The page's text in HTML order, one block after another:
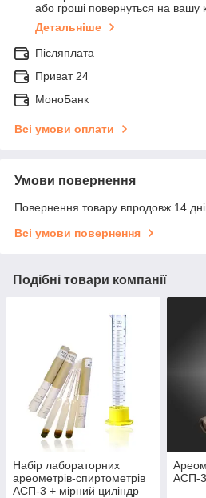
або гроші повернуться на вашу
Детальніше
Післяплата
Приват 24
МоноБанк
Всі умови оплати
Умови повернення
Повернення товару впродовж 14
Всі умови повернення
Подібні товари компанії
Набір лабораторних
ареометрів-спиртометрів
АСП-3 + мірний циліндр
АСП-3